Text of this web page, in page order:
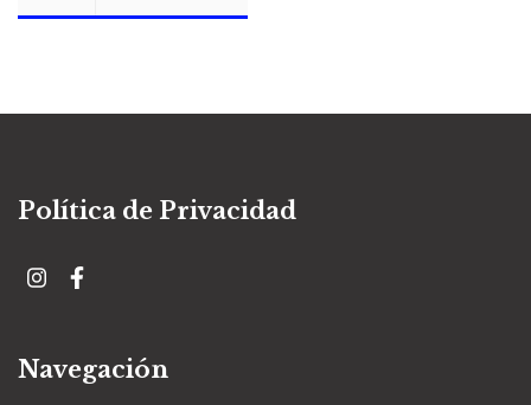
Política de Privacidad
Navegación